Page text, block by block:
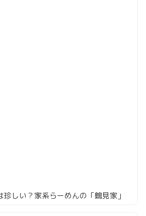
珍しい？家系らーめんの「鶴見家」